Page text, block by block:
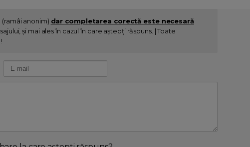
anonim) dar completarea corectă este necesară
și mai ales în cazul în care aștepți răspuns. | Toate